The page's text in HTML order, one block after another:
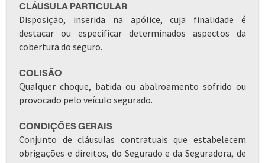
CLÁUSULA PARTICULAR
Disposição, inserida na apólice, cuja finalidade é
destacar ou especificar determinados aspectos da
cobertura do seguro.
COLISÃO
Qualquer choque, batida ou abalroamento sofrido ou
provocado pelo veículo segurado.
CONDIÇÕES GERAIS
Conjunto de cláusulas contratuais que estabelecem
obrigações e direitos, do Segurado e da Seguradora, de